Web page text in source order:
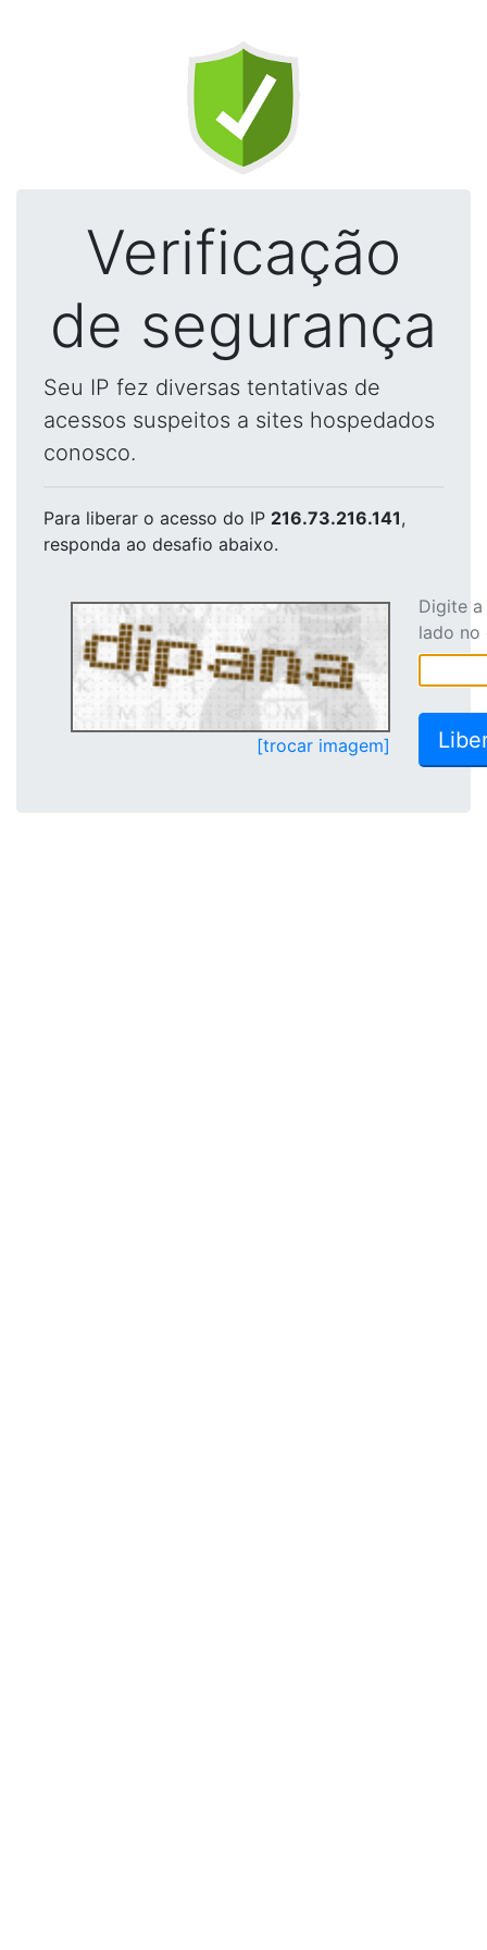
Verificação
de segurança
Seu IP fez diversas tentativas de
acessos suspeitos a sites hospedados
conosco.
Para liberar o acesso do IP 216.73.216.141,
responda ao desafio abaixo.
[trocar imagem]
Digite
lado no